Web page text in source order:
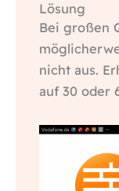
Lösung
Bei großen
nicht aus.
auf 30 oder